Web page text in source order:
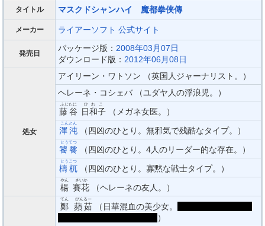
タイトル マスクドシャンハイ 魔都拳侠傳
メーカー ライアーソフト 公式サイト
発売日
パッケージ版： 2008年03月07日
ダウンロード版： 2012年06月08日
処女
アイリーン・ワトソン （英国人ジャーナリスト。）
ヘレーネ・コシェバ （ユダヤ人の浮浪児。）
藤谷
ふじたに
日和子
ひわこ
（メガネ女医。）
渾沌
こんとん
（四凶のひとり。無邪気で残酷なタイプ。）
饕餮
とうてつ
（四凶のひとり。4人のリーダー的な存在。）
檮杌
とうこつ
（四凶のひとり。寡黙な戦士タイプ。）
楊
やん
賽花
さいか
（ヘレーネの友人。）
鄭
てん
蘋茹
ぴんるー
（日華混血の美少女。
）